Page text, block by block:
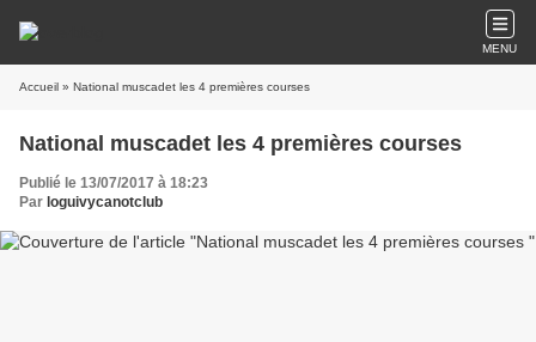
MENU
Accueil » National muscadet les 4 premières courses
National muscadet les 4 premières courses
Publié le 13/07/2017 à 18:23
Par loguivycanotclub